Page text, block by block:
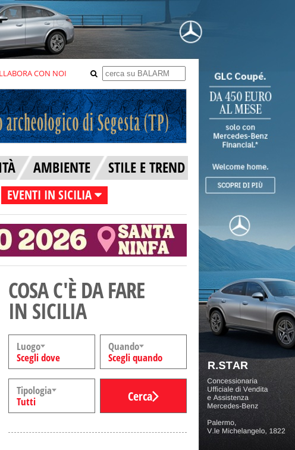
CON NOI
AMBIENTE STILE E TREND
EVENTI IN SICILIA
COSA C'È DA FARE
IN SICILIA
Luogo
Scegli dove
Quando
Scegli quando
Tipologia
Tutti
Cerca